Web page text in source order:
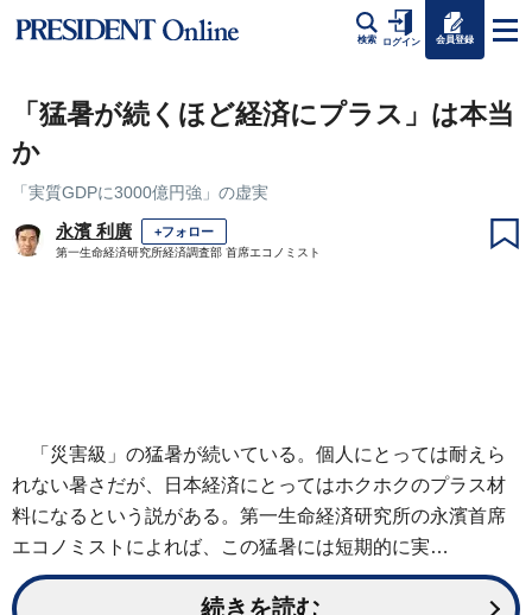
検索 ログイン 会員登録
「猛暑が続くほど経済にプラス」は本当
か
「実質GDPに3000億円強」の虚実
永濱 利廣 +フォロー
第一生命経済研究所経済調査部 首席エコノミスト
「災害級」の猛暑が続いている。個人にとっては耐えら
れない暑さだが、日本経済にとってはホクホクのプラス材
料になるという説がある。第一生命経済研究所の永濱首席
エコノミストによれば、この猛暑には短期的に実…
続きを読む